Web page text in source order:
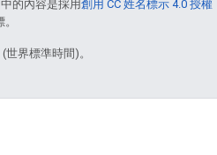
的內容是採用創用 CC 姓名標示 4.0 授權
世界標準時間)。